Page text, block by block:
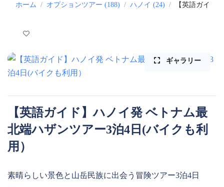
ホーム オプションツアー (188) ハノイ (24) 【英語ガイド
ギャラリー
【英語ガイド】ハノイ発 ベトナム最
北端ハザンツアー3泊4日(バイクも利
用）
素晴らしい景色と山岳民族に出会う冒険ツアー3泊4日